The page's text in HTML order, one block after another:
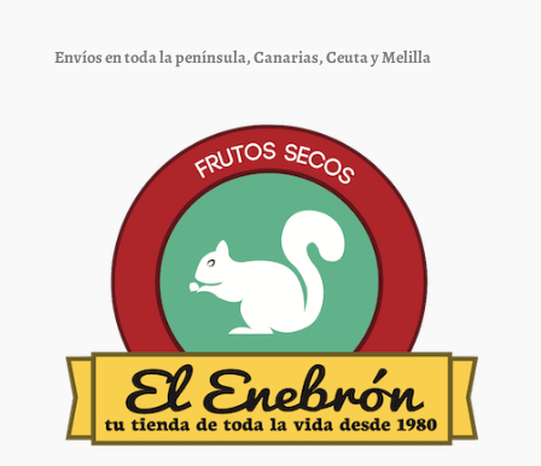
elegir
página
de
Envíos en toda la península, Canarias, Ceuta y Melilla